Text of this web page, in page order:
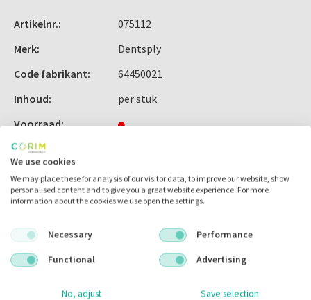
- Smart batterij oplaad mechanisme
- Voor zowel directe als indirecte restauraties
1 x battery pack
Artikelnr.:
075112
Merk:
Dentsply
Code fabrikant:
64450021
Inhoud:
per stuk
Voorraad:
Omschrijving
Omschrijving
We use cookies
We may place these for analysis of our visitor data, to improve our website, show
personalised content and to give you a great website experience. For more
information about the cookies we use open the settings.
Necessary
Performance
Functional
Advertising
No, adjust Save selection